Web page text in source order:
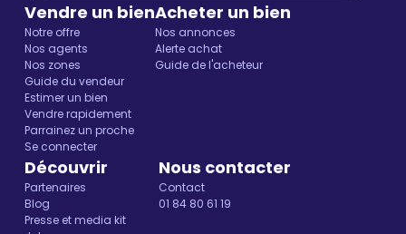
Vendre un bien
Notre offre
Nos agents
Nos zones
Guide du vendeur
Estimer un bien
Vendre rapidement
Parrainez un proche
Se connecter
Acheter un bien
Nos annonces
Alerte achat
Guide de l'acheteur
Découvrir
Partenaires
Blog
Presse et media kit
Nous contacter
Contact
01 84 80 61 19